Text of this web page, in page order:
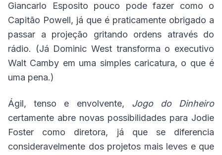
Giancarlo Esposito pouco pode fazer como o
Capitão Powell, já que é praticamente obrigado a
passar a projeção gritando ordens através do
rádio. (Já Dominic West transforma o executivo
Walt Camby em uma simples caricatura, o que é
uma pena.)
Ágil, tenso e envolvente, Jogo do Dinheiro
certamente abre novas possibilidades para Jodie
Foster como diretora, já que se diferencia
consideravelmente dos projetos mais leves e que